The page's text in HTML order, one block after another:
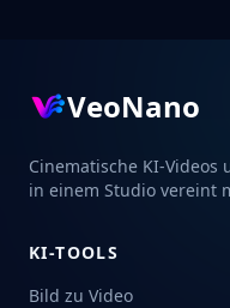
VeoNano
Cinematische KI-
in einem Studio vereint
KI-TOOLS
Bild zu Video